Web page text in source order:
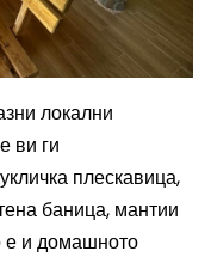
локални
ви ги
плескавица,
баница, мантии
е и домашното